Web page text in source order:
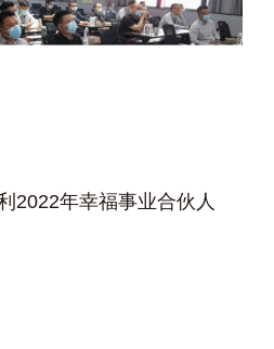
2022年幸福事业合伙人